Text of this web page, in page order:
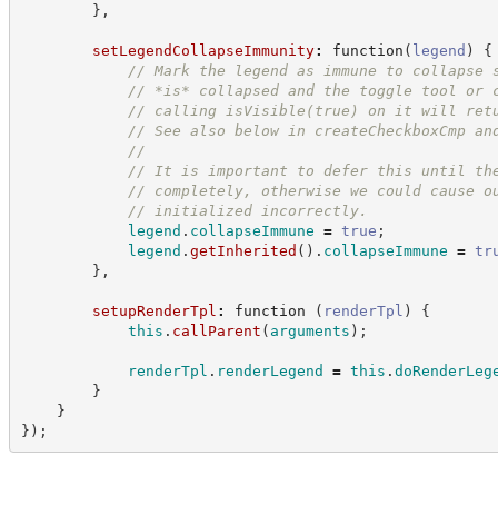
} ,
setLegendCollapseImmunity: function ( legend )
{
// Mark the legend as immune to
// *is* collapsed and the toggle tool or
// calling isVisible(true) on it will
// See also below in createCheckboxCmp
//
// It is important to defer this until
// completely, otherwise we could cause
// initialized incorrectly.
legend . collapseImmune = true ;
legend . getInherited ( ) . collapseImmune =
} ,
setupRenderTpl : function ( renderTpl )
{
this . callParent ( arguments ) ;
renderTpl . renderLegend = this .
}
}
} ) ;